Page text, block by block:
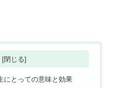
にとっての意味と効果